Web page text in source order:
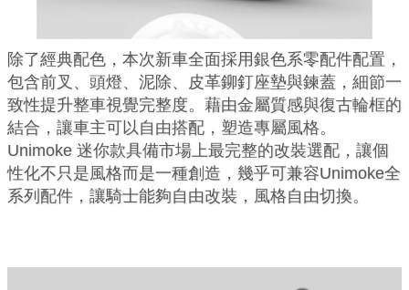
除了經典配色，本次新車全面採用銀色系零配件配置，
包含前叉、頭燈、泥除、皮革鉚釘座墊與鍊蓋，細節一
致性提升整車視覺完整度。藉由金屬質感與復古輪框的
結合，讓車主可以自由搭配，塑造專屬風格。
Unimoke 迷你款具備市場上最完整的改裝選配，讓個
性化不只是風格而是一種創造，幾乎可兼容Unimoke全
系列配件，讓騎士能夠自由改裝，風格自由切換。